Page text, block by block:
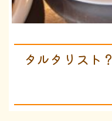
タルタリスト？